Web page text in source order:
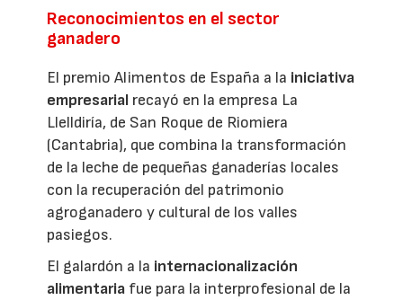
Reconocimientos en el sector
ganadero
El premio Alimentos de España a la iniciativa
empresarial recayó en la empresa La
Llelldiría, de San Roque de Riomiera
(Cantabria), que combina la transformación
de la leche de pequeñas ganaderías locales
con la recuperación del patrimonio
agroganadero y cultural de los valles
pasiegos.
El galardón a la internacionalización
alimentaria fue para la interprofesional de la